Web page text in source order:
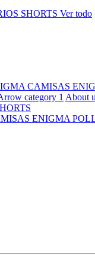
SHORTS Ver todo
CAMISAS
About
ENIGMA